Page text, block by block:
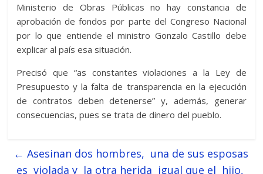
Ministerio de Obras Públicas no hay constancia de
aprobación de fondos por parte del Congreso Nacional
por lo que entiende el ministro Gonzalo Castillo debe
explicar al país esa situación.
Precisó que “as constantes violaciones a la Ley de
Presupuesto y la falta de transparencia en la ejecución
de contratos deben detenerse” y, además, generar
consecuencias, pues se trata de dinero del pueblo.
← Asesinan dos hombres, una de sus esposas
es violada y la otra herida igual que el hijo,